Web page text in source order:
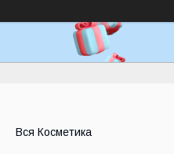
Вся Косметика